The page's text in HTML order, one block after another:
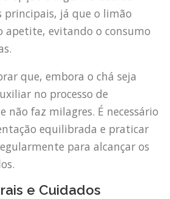
principais, já que o limão
apetite, evitando o consumo
que, embora o chá seja
no processo de
não faz milagres. É necessário
equilibrada e praticar
para alcançar os
e Cuidados